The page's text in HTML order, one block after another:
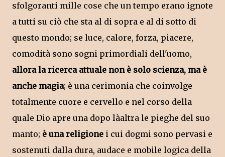
sfolgoranti mille cose che un tempo erano ignote
a tutti su ciò che sta al di sopra e al di sotto di
questo mondo; se luce, calore, forza, piacere,
comodità sono sogni primordiali dell'uomo,
allora la ricerca attuale non è solo scienza, ma è
anche magia; è una cerimonia che coinvolge
totalmente cuore e cervello e nel corso della
quale Dio apre una dopo làaltra le pieghe del suo
manto; è una religione i cui dogmi sono pervasi e
sostenuti dalla dura, audace e mobile logica della